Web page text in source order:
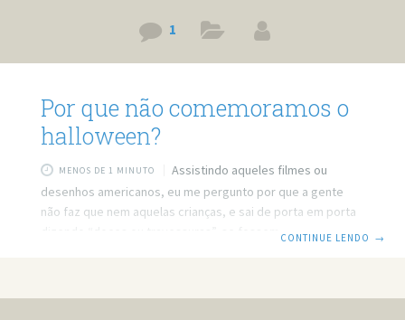
1
Por que não comemoramos o
halloween?
MENOS DE 1 MINUTO
Assistindo aqueles filmes ou
desenhos americanos, eu me pergunto por que a gente
não faz que nem aquelas crianças, e sai de porta em porta
dizendo “doces ou travessuras”, se fossemos fazer isso
CONTINUE LENDO →